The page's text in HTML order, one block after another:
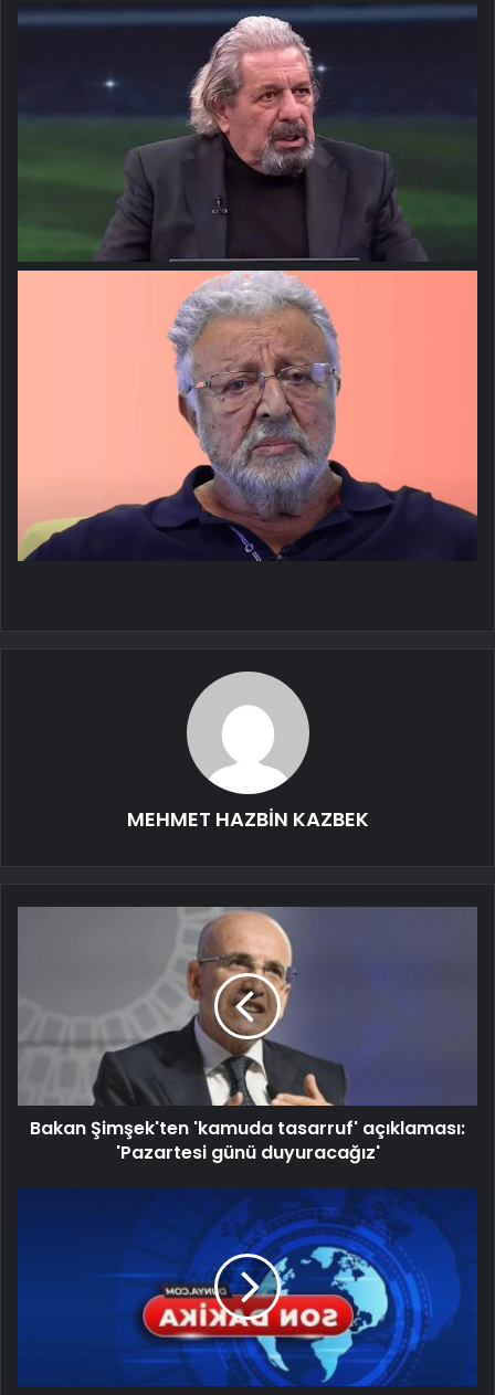
MEHMET HAZBİN KAZBEK
Bakan Şimşek'ten 'kamuda tasarruf' açıklaması:
'Pazartesi günü duyuracağız'